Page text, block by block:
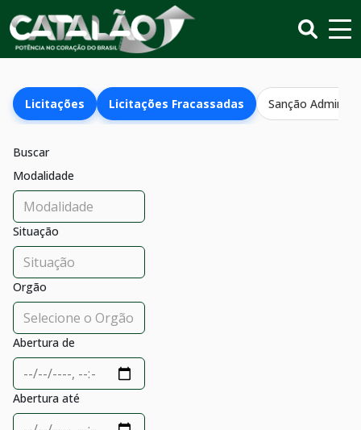
Licitações Licitações Fracassadas Sanção
Buscar
Modalidade
Situação
Orgão
Abertura de
Abertura até